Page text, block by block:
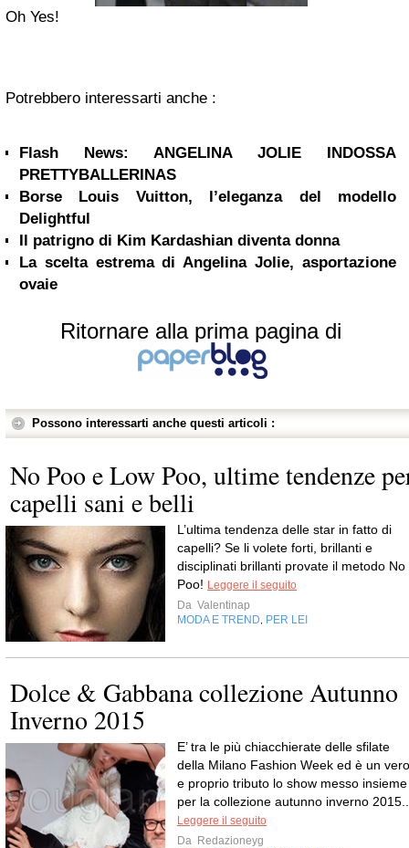
Oh Yes!
Potrebbero interessarti anche :
Flash News: ANGELINA JOLIE INDOSSA
PRETTYBALLERINAS
Borse Louis Vuitton, l’eleganza del modello
Delightful
Il patrigno di Kim Kardashian diventa donna
La scelta estrema di Angelina Jolie, asportazione
ovaie
Ritornare alla prima pagina di
Possono interessarti anche questi articoli :
No Poo e Low Poo, ultime tendenze
capelli sani e belli
L’ultima tendenza delle star in fatto di
capelli? Se li volete forti, brillanti e
disciplinati brillanti provate il metodo No
Poo! Leggere il seguito
Da Valentinap
MODA E TREND
PER LEI
Dolce & Gabbana collezione Autunno
Inverno 2015
E’ tra le più chiacchierate delle sfilate
della Milano Fashion Week ed è un vero
e proprio tributo lo show messo insieme
per la collezione autunno inverno
Leggere il seguito
Da Redazioneyg